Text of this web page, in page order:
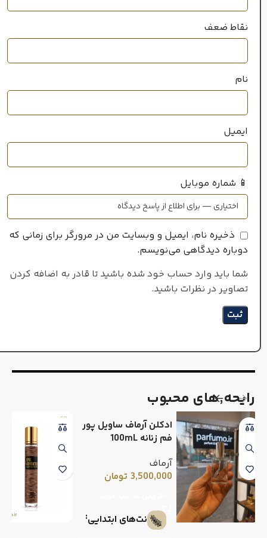
چوبی,تند
نقاط ضعف
نام
ایمیل
📱 شماره موبایل
ذخیره نام، ایمیل و وبسایت من در مرورگر برای زمانی که
دوباره دیدگاهی می‌نویسم.
شما باید وارد حساب خود شده باشید تا قادر به اضافه کردن
تصاویر در نظرات باشید.
رایحه٬های محبوب
ادکلن آرماف ساویل پور
فم زنانه 100mL
آرماف
3,500,000 تومان
نت‌های ابتدایی